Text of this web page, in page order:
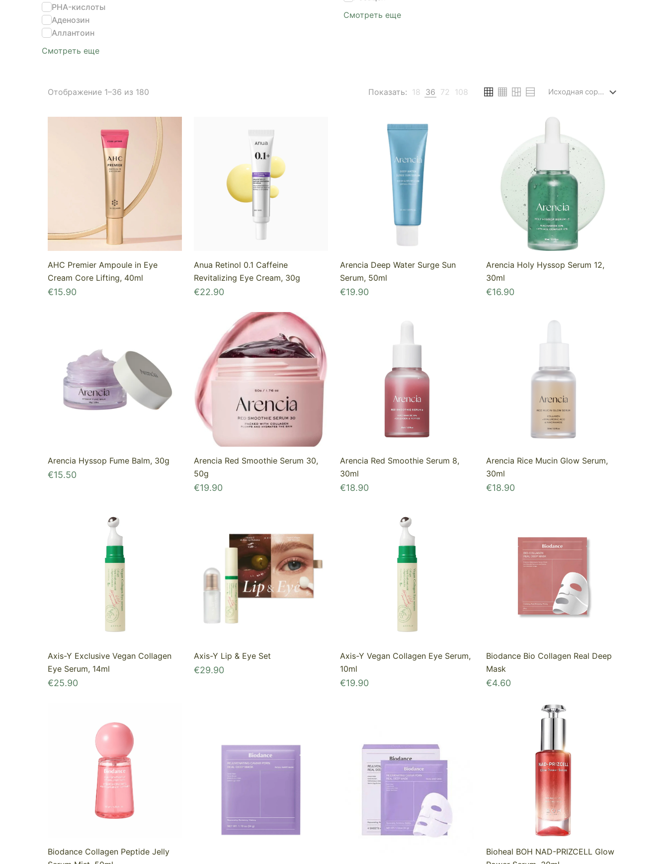
PHA-кислоты
Аденозин
Аллантоин
Смотреть еще
Смотреть еще
Отображение 1–36 из 180 Показать: 18 36 72 108
AHC Premier Ampoule in Eye
Cream Core Lifting, 40ml
€15.90
Anua Retinol 0.1 Caffeine
Revitalizing Eye Cream, 30g
€22.90
Arencia Deep Water Surge Sun
Serum, 50ml
€19.90
Arencia Holy Hyssop Serum 12,
30ml
€16.90
Arencia Hyssop Fume Balm, 30g
€15.50
Arencia Red Smoothie Serum 30,
50g
€19.90
Arencia Red Smoothie Serum 8,
30ml
€18.90
Arencia Rice Mucin Glow Serum,
30ml
€18.90
Axis-Y Exclusive Vegan Collagen
Eye Serum, 14ml
€25.90
Axis-Y Lip & Eye Set
€29.90
Axis-Y Vegan Collagen Eye Serum,
10ml
€19.90
Biodance Bio Collagen Real Deep
Mask
€4.60
Biodance Collagen Peptide Jelly
Bioheal BOH NAD-PRIZCELL Glow